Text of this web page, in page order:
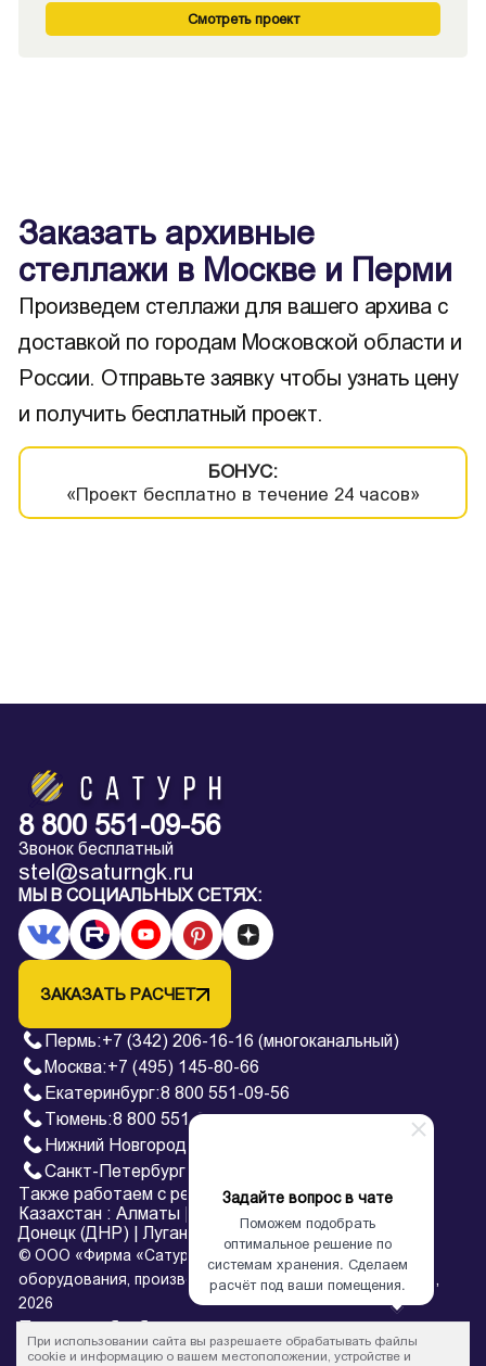
Задайте вопрос в чате
Поможем подобрать
оптимальное решение по
системам хранения. Сделаем
расчёт под ваши помещения.
Смотреть проект
Заказать архивные
стеллажи в Москве и Перми
Произведем стеллажи для вашего архива с
доставкой по городам Московской области и
России. Отправьте заявку чтобы узнать цену
и получить бесплатный проект.
БОНУС:
«Проект бесплатно в течение 24 часов»
8 800 551-09-56
Звонок бесплатный
stel@saturngk.ru
МЫ В СОЦИАЛЬНЫХ СЕТЯХ:
ЗАКАЗАТЬ РАСЧЕТ
Пермь:+7 (342) 206-16-16 (многоканальный)
Москва:+7 (495) 145-80-66
Екатеринбург:8 800 551-09-56
Тюмень:8 800 551-09-56
Нижний Новгород
Санкт-Петербург
Также работаем с регионами:
Казахстан : Алматы
Донецк (ДНР)
Луганск (ЛНР)
© ООО «Фирма «Сатурн» — завод архивного
оборудования, производство металлических стеллажей,
2026
Политика обработки персональных данных
* Все цены на сайте в процессе обновления и не являются
При использовании сайта вы разрешаете обрабатывать файлы
cookie и информацию о вашем местоположении, устройстве и